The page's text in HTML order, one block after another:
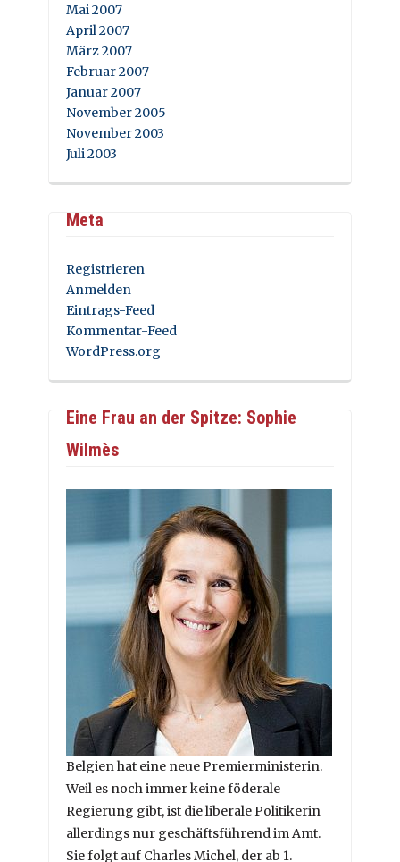
Mai 2007
April 2007
März 2007
Februar 2007
Januar 2007
November 2005
November 2003
Juli 2003
Meta
Registrieren
Anmelden
Eintrags-Feed
Kommentar-Feed
WordPress.org
Eine Frau an der Spitze: Sophie
Wilmès
Belgien hat eine neue Premierministerin.
Weil es noch immer keine föderale
Regierung gibt, ist die liberale Politikerin
allerdings nur geschäftsführend im Amt.
Sie folgt auf Charles Michel, der ab 1.